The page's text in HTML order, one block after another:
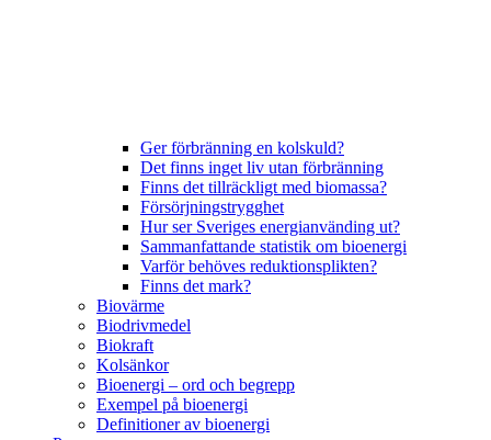
Ger förbränning en kolskuld?
Det finns inget liv utan förbränning
Finns det tillräckligt med biomassa?
Försörjningstrygghet
Hur ser Sveriges energianvänding ut?
Sammanfattande statistik om bioenergi
Varför behöves reduktionsplikten?
Finns det mark?
Biovärme
Biodrivmedel
Biokraft
Kolsänkor
Bioenergi – ord och begrepp
Exempel på bioenergi
Definitioner av bioenergi